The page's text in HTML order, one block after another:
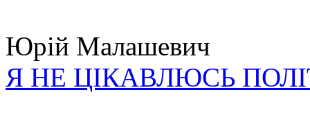
Юрій Малашевич
Я НЕ ЦІКАВЛЮСЬ